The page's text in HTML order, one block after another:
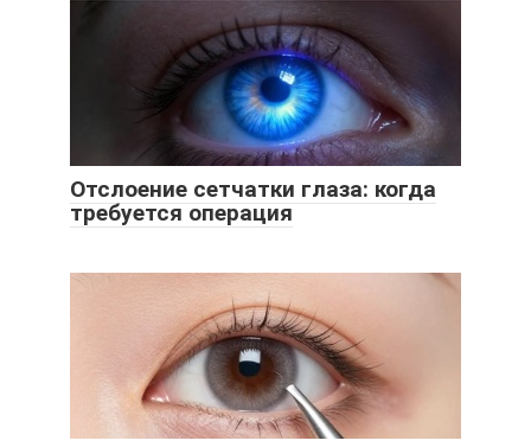
Отслоение сетчатки глаза: когда
требуется операция